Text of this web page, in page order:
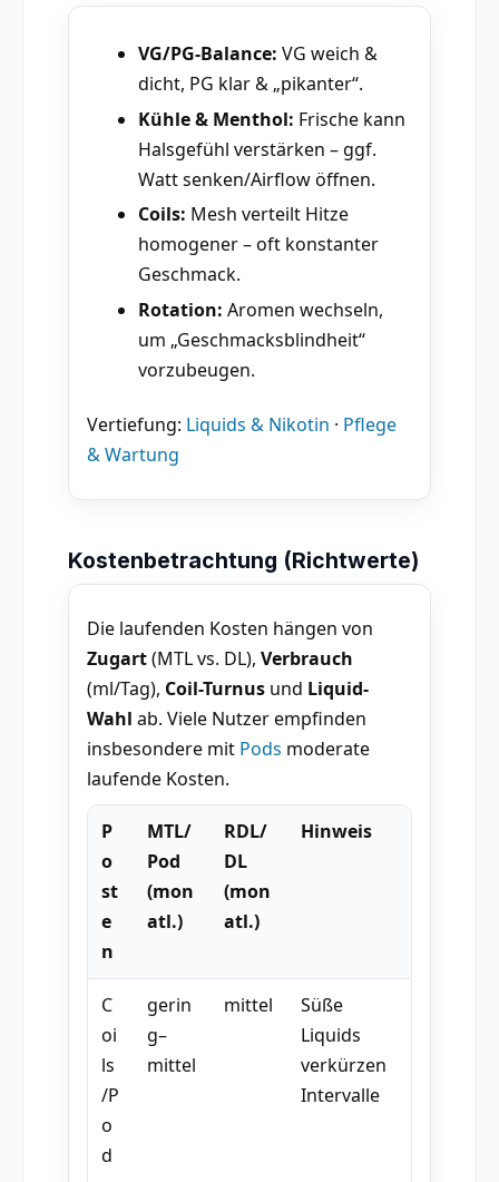
VG/PG-Balance: VG weich &
dicht, PG klar & „pikanter“.
Kühle & Menthol: Frische kann
Halsgefühl verstärken – ggf.
Watt senken/Airflow öffnen.
Coils: Mesh verteilt Hitze
homogener – oft konstanter
Geschmack.
Rotation: Aromen wechseln,
um „Geschmacksblindheit“
vorzubeugen.
Vertiefung: Liquids & Nikotin · Pflege
& Wartung
Kostenbetrachtung (Richtwerte)
Die laufenden Kosten hängen von
Zugart(MTL vs. DL),Verbrauch
(ml/Tag), Coil-Turnus und Liquid-
Wahl ab. Viele Nutzer empfinden
insbesondere mit Pods moderate
laufende Kosten.
P
o
st
e
n
MTL/
Pod
(mon
atl.)
RDL/
DL
(mon
atl.)
Hinweis
C
oi
ls
/P
o
d
gerin
g–
mittel
mittel
Süße
Liquids
verkürzen
Intervalle